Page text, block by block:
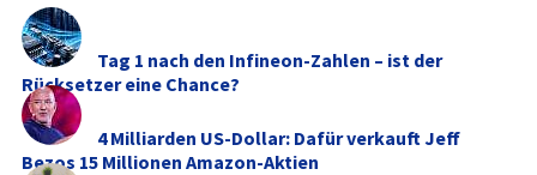
Tag 1 nach den Infineon-Zahlen – ist der
Rücksetzer eine Chance?
4 Milliarden US-Dollar: Dafür verkauft Jeff
Bezos 15 Millionen Amazon-Aktien